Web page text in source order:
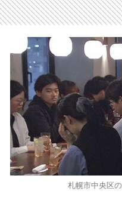
札幌市中央区